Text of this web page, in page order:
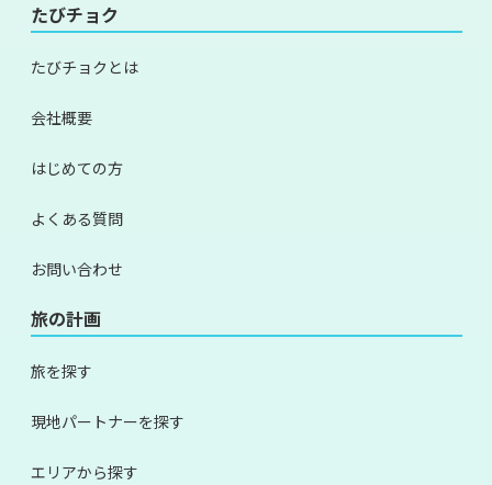
たびチョク
たびチョクとは
会社概要
はじめての方
よくある質問
お問い合わせ
旅の計画
旅を探す
現地パートナーを探す
エリアから探す